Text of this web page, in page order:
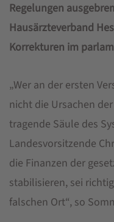
Regelungen
Hausärzteverband
Korrekturen im
„Wer an der ersten
nicht die Ursachen
tragende Säule des
Landesvorsitzende
die Finanzen der
stabilisieren, sei
falschen Ort“, so